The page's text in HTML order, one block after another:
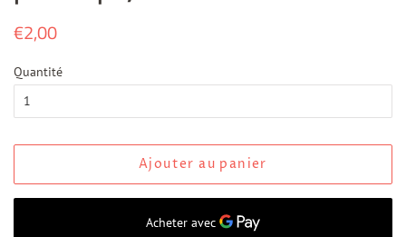
Prix
€2,00
Quantité
Ajouter au panier